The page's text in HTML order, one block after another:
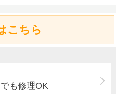
こちら
も修理OK